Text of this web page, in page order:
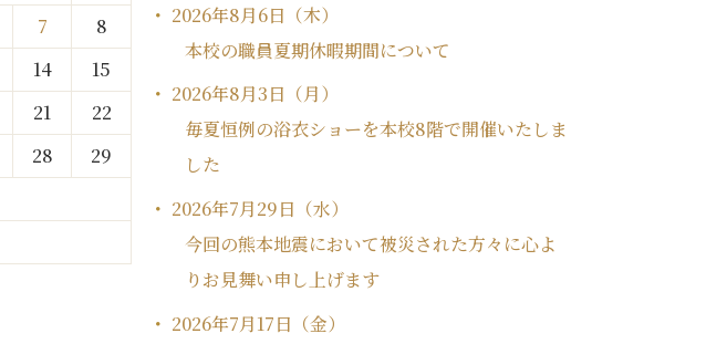
7
8
14
15
21
22
28
29
2026年8月6日（木）
本校の職員夏期休暇期間について
2026年8月3日（月）
毎夏恒例の浴衣ショーを本校8階で開催いたしま
した
2026年7月29日（水）
今回の熊本地震において被災された方々に心よ
りお見舞い申し上げます
2026年7月17日（金）